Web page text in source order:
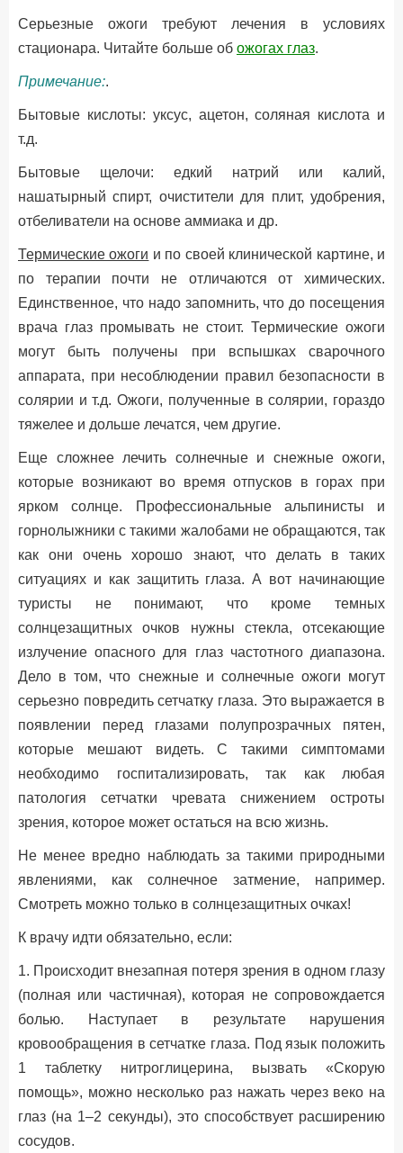
Серьезные ожоги требуют лечения в условиях
стационара. Читайте больше об ожогах глаз.
Примечание:.
Бытовые кислоты: уксус, ацетон, соляная кислота и
т.д.
Бытовые щелочи: едкий натрий или калий,
нашатырный спирт, очистители для плит, удобрения,
отбеливатели на основе аммиака и др.
Термические ожоги и по своей клинической картине, и
по терапии почти не отличаются от химических.
Единственное, что надо запомнить, что до посещения
врача глаз промывать не стоит. Термические ожоги
могут быть получены при вспышках сварочного
аппарата, при несоблюдении правил безопасности в
солярии и т.д. Ожоги, полученные в солярии, гораздо
тяжелее и дольше лечатся, чем другие.
Еще сложнее лечить солнечные и снежные ожоги,
которые возникают во время отпусков в горах при
ярком солнце. Профессиональные альпинисты и
горнолыжники с такими жалобами не обращаются, так
как они очень хорошо знают, что делать в таких
ситуациях и как защитить глаза. А вот начинающие
туристы не понимают, что кроме темных
солнцезащитных очков нужны стекла, отсекающие
излучение опасного для глаз частотного диапазона.
Дело в том, что снежные и солнечные ожоги могут
серьезно повредить сетчатку глаза. Это выражается в
появлении перед глазами полупрозрачных пятен,
которые мешают видеть. С такими симптомами
необходимо госпитализировать, так как любая
патология сетчатки чревата снижением остроты
зрения, которое может остаться на всю жизнь.
Не менее вредно наблюдать за такими природными
явлениями, как солнечное затмение, например.
Смотреть можно только в солнцезащитных очках!
К врачу идти обязательно, если:
1. Происходит внезапная потеря зрения в одном глазу
(полная или частичная), которая не сопровождается
болью. Наступает в результате нарушения
кровообращения в сетчатке глаза. Под язык положить
1 таблетку нитроглицерина, вызвать «Скорую
помощь», можно несколько раз нажать через веко на
глаз (на 1–2 секунды), это способствует расширению
сосудов.